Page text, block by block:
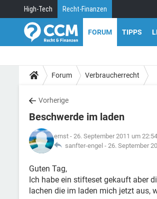
High-Tech Recht-Finanzen
FORUM TIPPS
Forum Verbraucherrecht
Vorherige
Beschwerde im laden
ernst - 26. September 2011 um 22:54
sanfter-engel - 26. September
Guten Tag,
Ich habe ein stifteset gekauft aber
lachen die im laden mich jetzt aus,